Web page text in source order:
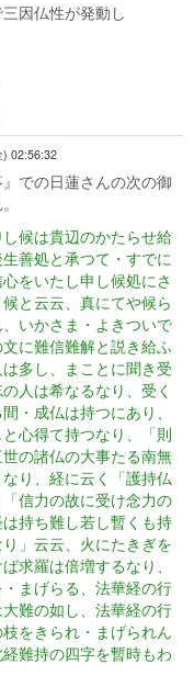
因仏性が発動し
02:56:32
での日蓮さんの次の御
候は貴辺のかたらせ給
善処と承つて・すでに
をいたし申し候処にさ
と云云、真にてや候ら
いかさま・よきついで
に難信難解と説き給ふ
多し、まことに聞き受
人は希なるなり、受く
・成仏は持つにあり、
心得て持つなり、「則
の諸仏の大事たる南無
り、経に云く「護持仏
信力の故に受け念力の
持ち難し若し暫くも持
」云云、火にたきぎを
求羅は倍増するなり、
まげらる、法華経の行
難の如し、法華経の行
をきられ・まげられん
難持の四字を暫時もわ